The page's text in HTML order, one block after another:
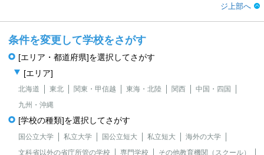
ジ上部へ
条件を変更して学校をさがす
[エリア・都道府県]を選択してさがす
[エリア]
北海道 東北 関東・甲信越 東海・北陸 関西
中国・四国
九州・沖縄
[学校の種類]を選択してさがす
国公立大学 私立大学 国公立短大 私立短大
海外の大学
文科省以外の省庁所管の学校
専門学校
その他教育機関（スクール）